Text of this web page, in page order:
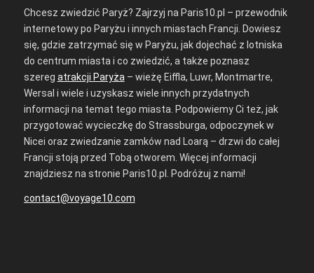
Chcesz zwiedzić Paryż? Zajrzyj na Paris10.pl – przewodnik
internetowy po Paryżu i innych miastach Francji. Dowiesz
się, gdzie zatrzymać się w Paryżu, jak dojechać z lotniska
do centrum miasta i co zwiedzić, a także poznasz
szereg atrakcji Paryża – wieżę Eiffla, Luwr, Montmartre,
Wersal i wiele i uzyskasz wiele innych przydatnych
informacji na temat tego miasta. Podpowiemy Ci też, jak
przygotować wycieczkę do Strassburga, odpoczynek w
Nicei oraz zwiedzanie zamków nad Loarą – drzwi do całej
Francji stoją przed Tobą otworem. Więcej informacji
znajdziesz na stronie Paris10.pl. Podróżuj z nami!
contact@voyage10.com